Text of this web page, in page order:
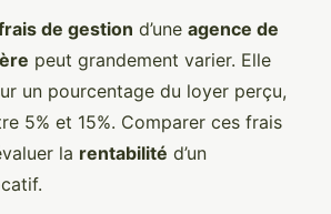
de gestion d’une agence de
peut grandement varier. Elle
un pourcentage du loyer perçu,
5% et 15%. Comparer ces frais
la rentabilité d’un